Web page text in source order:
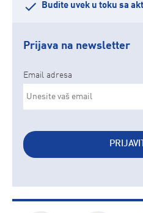
Budite uvek u toku sa
Prijava na newsletter
Email adresa